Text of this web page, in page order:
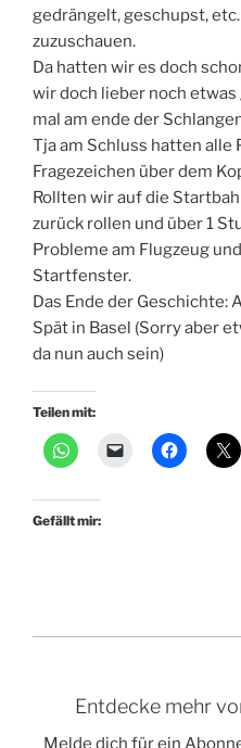
gedrängelt, geschupst,
zuzuschauen.
Da hatten wir es doch
wir doch lieber noch
mal am ende der
Tja am Schluss hatten alle
Fragezeichen über dem
Rollten wir auf die
zurück rollen und über 1
Probleme am Flugzeug
Startfenster.
Das Ende der Geschichte:
Spät in Basel (Sorry aber
da nun auch sein)
Teilen mit:
Gefällt mir:
Entdecke mehr
Melde dich für ein